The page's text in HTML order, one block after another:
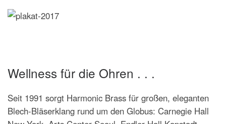
Wellness für die Ohren . . .
Seit 1991 sorgt Harmonic Brass für großen, eleganten
Blech-Bläserklang rund um den Globus: Carnegie Hall